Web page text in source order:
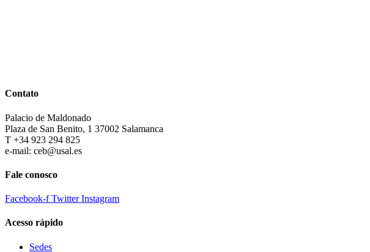
Contato
Palacio de Maldonado
Plaza de San Benito, 1 37002 Salamanca
T +34 923 294 825
e-mail: ceb@usal.es
Fale conosco
Facebook-f Twitter Instagram
Acesso rápido
Sedes